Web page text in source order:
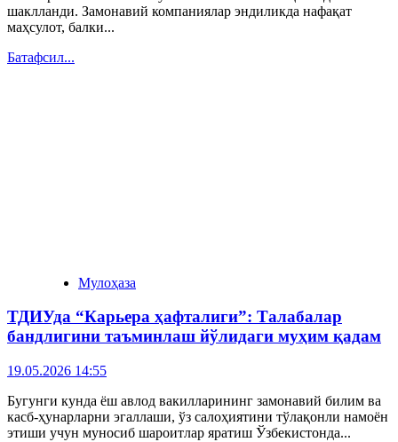
шаклланди. Замонавий компаниялар эндиликда нафақат
маҳсулот, балки...
Батафсил...
Мулоҳаза
ТДИУда “Карьера ҳафталиги”: Талабалар
бандлигини таъминлаш йўлидаги муҳим қадам
19.05.2026 14:55
Бугунги кунда ёш авлод вакилларининг замонавий билим ва
касб-ҳунарларни эгаллаши, ўз салоҳиятини тўлақонли намоён
этиши учун муносиб шароитлар яратиш Ўзбекистонда...